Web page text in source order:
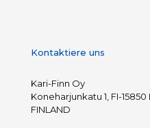
Kontaktiere uns
Kari-Finn Oy
Koneharjunkatu 1, FI-15850
FINLAND